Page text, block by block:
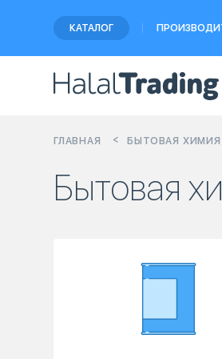
КАТАЛОГ
ГЛАВНАЯ БЫТОВАЯ ХИМИЯ
Бытовая